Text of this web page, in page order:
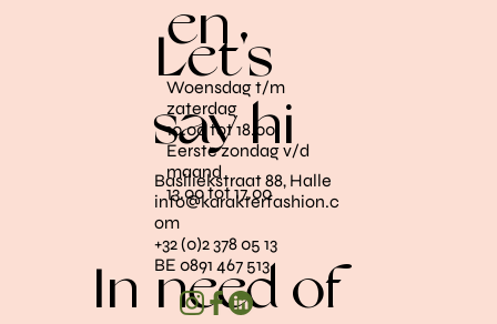
onze
winkel!
In need of
en
Woensdag t/m
zaterdag
10.00 tot 18.00
Eerste zondag v/d
maand
13.00 tot 17.00
Let's
say hi
Basiliekstraat 88, Halle
info@karakterfashion.c
om
+32 (0)2 378 05 13
BE 0891 467 513